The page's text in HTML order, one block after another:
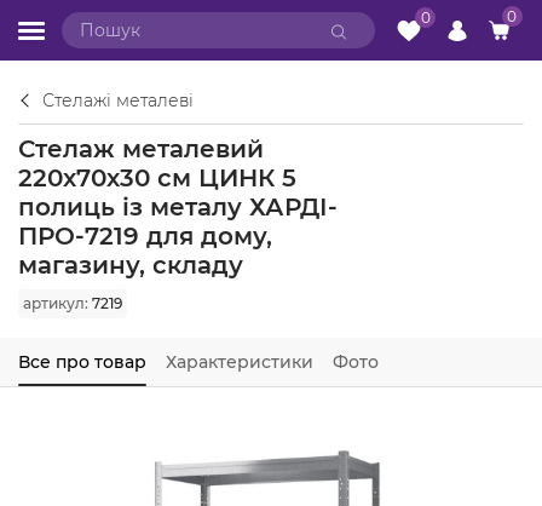
0 0
Стелажі металеві
Стелаж металевий
220х70х30 см ЦИНК 5
полиць із металу ХАРДІ-
ПРО-7219 для дому,
магазину, складу
артикул: 7219
Все про товар Характеристики Фото